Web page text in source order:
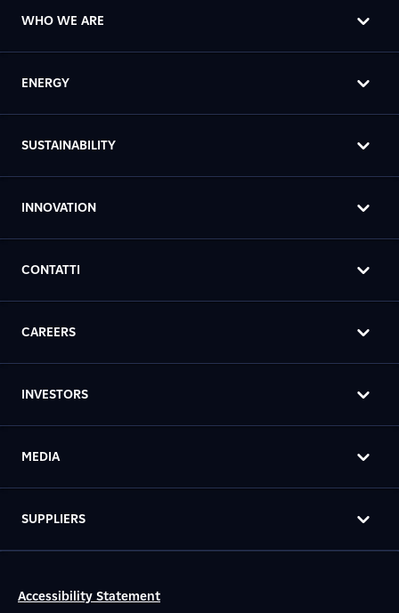
WHO WE ARE
ENERGY
SUSTAINABILITY
INNOVATION
CONTATTI
CAREERS
INVESTORS
MEDIA
SUPPLIERS
Accessibility Statement